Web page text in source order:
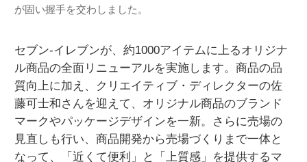
が固い握手を交わしました。
セブン‐イレブンが、約1000アイテムに上るオリジナ
ル商品の全面リニューアルを実施します。商品の品
質向上に加え、クリエイティブ・ディレクターの佐
藤可士和さんを迎えて、オリジナル商品のブランド
マークやパッケージデザインを一新。さらに売場の
見直しも行い、商品開発から売場づくりまで一体と
なって、「近くて便利」と「上質感」を提供するマ